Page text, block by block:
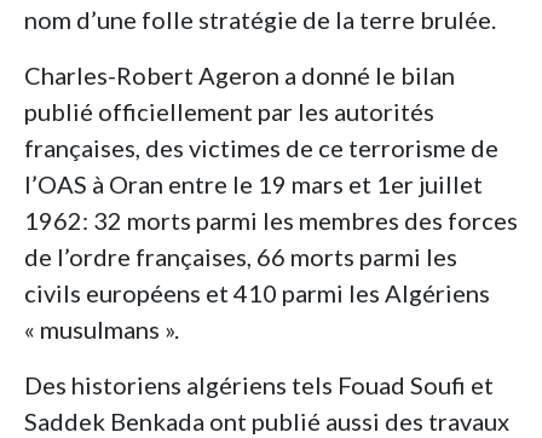
nom d’une folle stratégie de la terre brulée.
Charles-Robert Ageron a donné le bilan
publié officiellement par les autorités
françaises, des victimes de ce terrorisme de
l’OAS à Oran entre le 19 mars et 1er juillet
1962: 32 morts parmi les membres des forces
de l’ordre françaises, 66 morts parmi les
civils européens et 410 parmi les Algériens
« musulmans ».
Des historiens algériens tels Fouad Soufi et
Saddek Benkada ont publié aussi des travaux